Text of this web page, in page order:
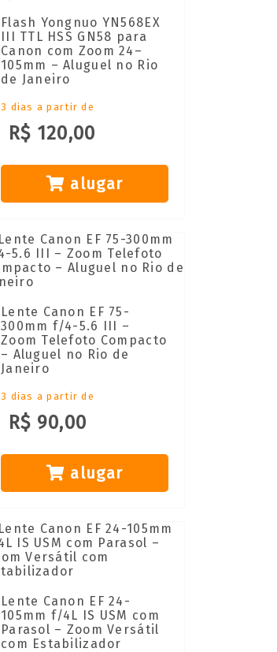
Flash Yongnuo YN568EX
III TTL HSS GN58 para
Canon com Zoom 24–
105mm – Aluguel no Rio
de Janeiro
3 dias a partir de
R$ 120,00
alugar
Lente Canon EF 75-
300mm f/4-5.6 III –
Zoom Telefoto Compacto
– Aluguel no Rio de
Janeiro
3 dias a partir de
R$ 90,00
alugar
Lente Canon EF 24-
105mm f/4L IS USM com
Parasol – Zoom Versátil
com Estabilizador